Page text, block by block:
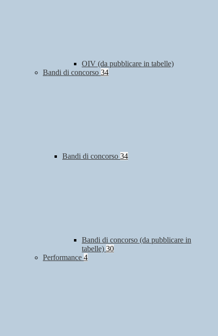
OIV (da pubblicare in tabelle)
Bandi di concorso 34
Bandi di concorso 34
Bandi di concorso (da pubblicare in
tabelle) 30
Performance 4